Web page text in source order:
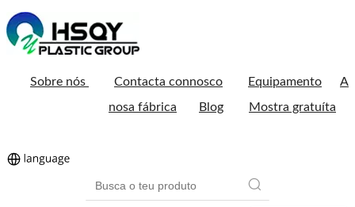
Sobre nós Contacta connosco Equipamento
A
nosa fábrica
Blog Mostra gratuíta